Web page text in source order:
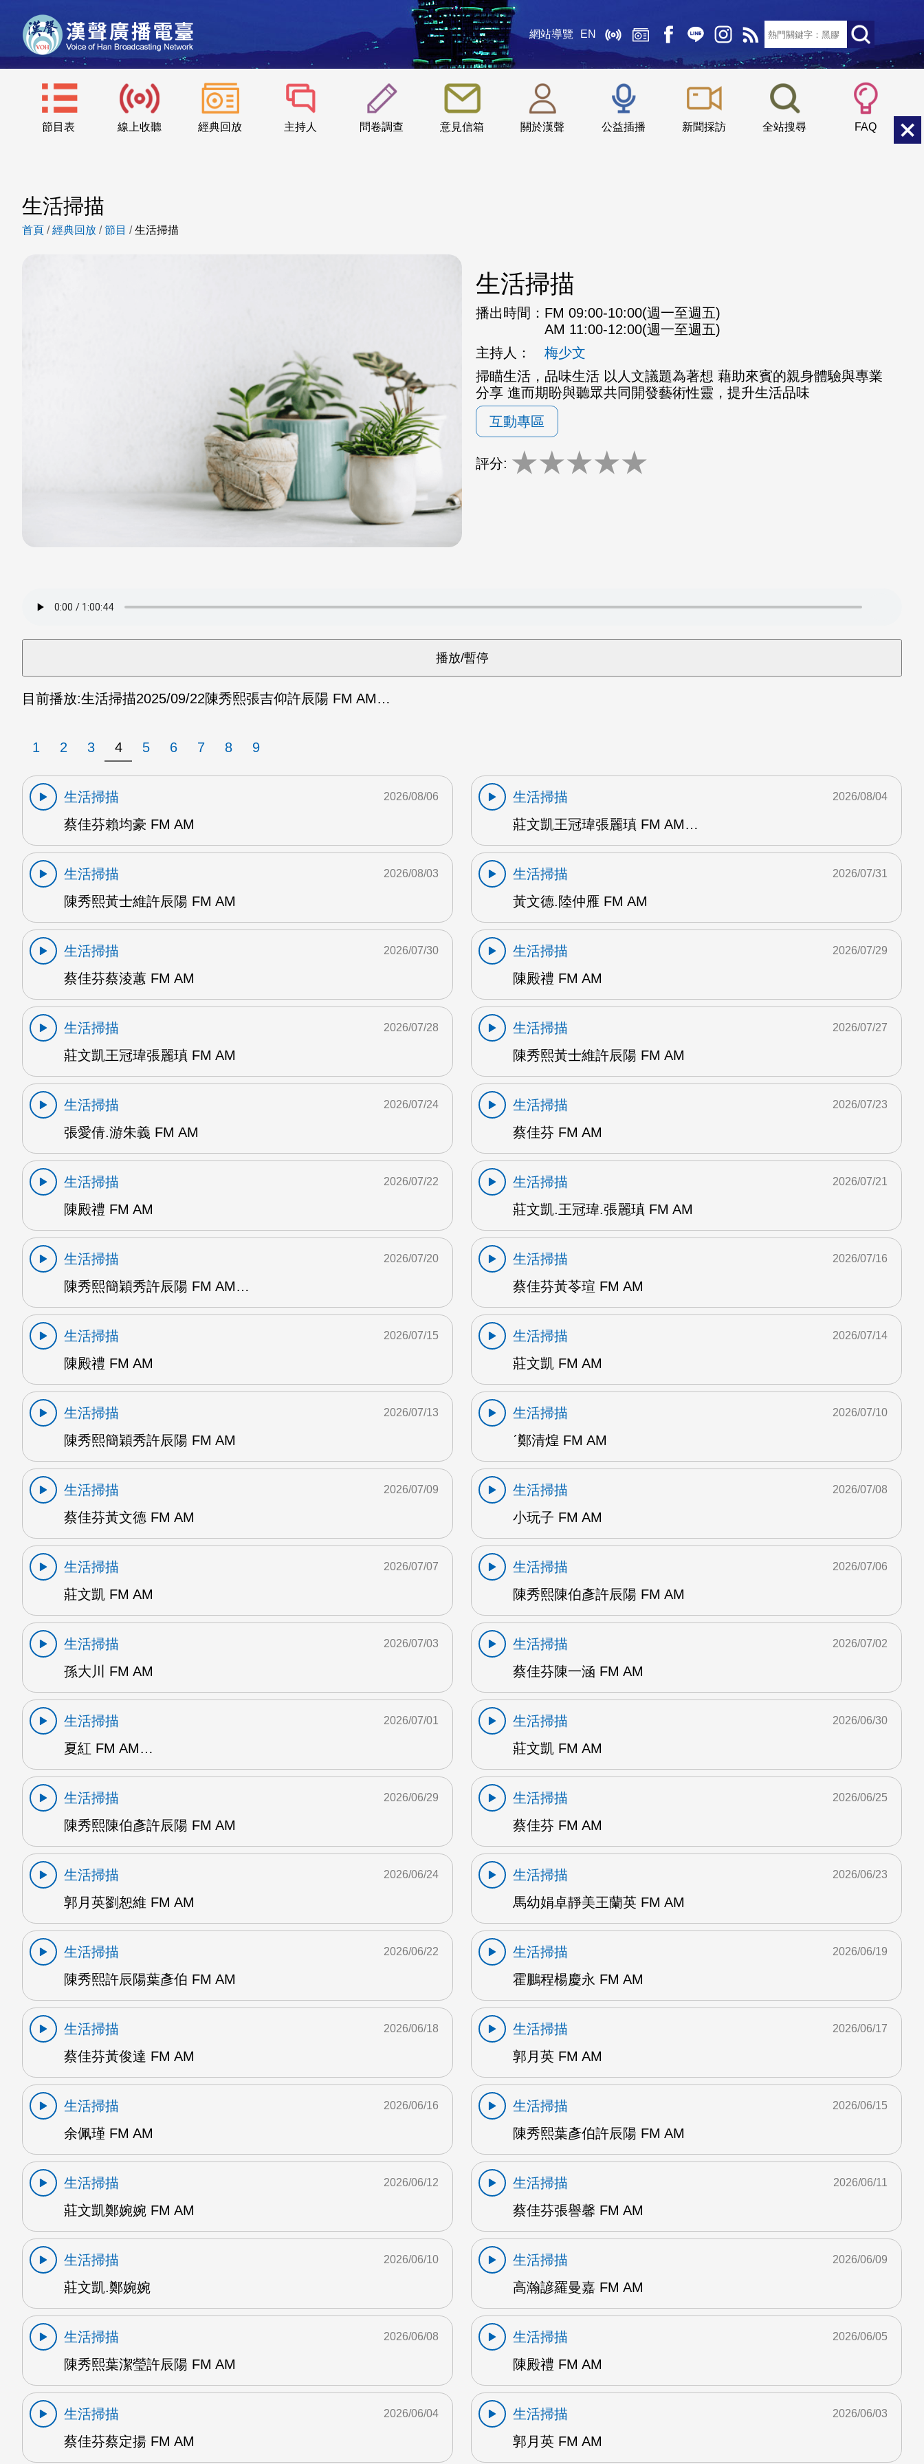
網站導覽 EN
節目表 線上收聽 經典回放 主持人 問卷調查 意見信箱 關於漢聲 公益插播 新聞採訪 全站搜尋 FAQ
::: 小 中
生活掃描
首頁 /經典回放 /節目 /生活掃描
生活掃描
播出時間： FM 09:00-10:00(週一至週五)
AM 11:00-12:00(週一至週五)
主持人：
梅少文
掃瞄生活，品味生活 以人文議題為著想 藉助來賓的親身體驗與專業
分享 進而期盼與聽眾共同開發藝術性靈，提升生活品味
互動專區
評分: ★★★★★
目前播放:生活掃描2025/09/22陳秀熙張吉仰許辰陽 FM AM…
1 2 3 4 5 6 7 8 9
生活掃描
蔡佳芬賴均豪 FM AM
2026/08/06
生活掃描
莊文凱王冠瑋張麗瑱 FM AM…
2026/08/04
生活掃描
陳秀熙黃士維許辰陽 FM AM
2026/08/03
生活掃描
黃文德.陸仲雁 FM AM
2026/07/31
生活掃描
蔡佳芬蔡淩蕙 FM AM
2026/07/30
生活掃描
陳殿禮 FM AM
2026/07/29
生活掃描
莊文凱王冠瑋張麗瑱 FM AM
2026/07/28
生活掃描
陳秀熙黃士維許辰陽 FM AM
2026/07/27
生活掃描
張愛倩.游朱義 FM AM
2026/07/24
生活掃描
蔡佳芬 FM AM
2026/07/23
生活掃描
陳殿禮 FM AM
2026/07/22
生活掃描
莊文凱.王冠瑋.張麗瑱 FM AM
2026/07/21
生活掃描
陳秀熙簡穎秀許辰陽 FM AM…
2026/07/20
生活掃描
蔡佳芬黃苓瑄 FM AM
2026/07/16
生活掃描
陳殿禮 FM AM
2026/07/15
生活掃描
莊文凱 FM AM
2026/07/14
生活掃描
陳秀熙簡穎秀許辰陽 FM AM
2026/07/13
生活掃描
ˊ鄭清煌 FM AM
2026/07/10
生活掃描
蔡佳芬黃文德 FM AM
2026/07/09
生活掃描
小玩子 FM AM
2026/07/08
生活掃描
莊文凱 FM AM
2026/07/07
生活掃描
陳秀熙陳伯彥許辰陽 FM AM
2026/07/06
生活掃描
孫大川 FM AM
2026/07/03
生活掃描
蔡佳芬陳一涵 FM AM
2026/07/02
生活掃描
夏紅 FM AM…
2026/07/01
生活掃描
莊文凱 FM AM
2026/06/30
生活掃描
陳秀熙陳伯彥許辰陽 FM AM
2026/06/29
生活掃描
蔡佳芬 FM AM
2026/06/25
生活掃描
郭月英劉恕維 FM AM
2026/06/24
生活掃描
馬幼娟卓靜美王蘭英 FM AM
2026/06/23
生活掃描
陳秀熙許辰陽葉彥伯 FM AM
2026/06/22
生活掃描
霍鵬程楊慶永 FM AM
2026/06/19
生活掃描
蔡佳芬黃俊達 FM AM
2026/06/18
生活掃描
郭月英 FM AM
2026/06/17
生活掃描
余佩瑾 FM AM
2026/06/16
生活掃描
陳秀熙葉彥伯許辰陽 FM AM
2026/06/15
生活掃描
莊文凱鄭婉婉 FM AM
2026/06/12
生活掃描
蔡佳芬張譽馨 FM AM
2026/06/11
生活掃描
莊文凱.鄭婉婉
2026/06/10
生活掃描
高瀚諺羅曼嘉 FM AM
2026/06/09
生活掃描
陳秀熙葉潔瑩許辰陽 FM AM
2026/06/08
生活掃描
陳殿禮 FM AM
2026/06/05
生活掃描
蔡佳芬蔡定揚 FM AM
2026/06/04
生活掃描
郭月英 FM AM
2026/06/03